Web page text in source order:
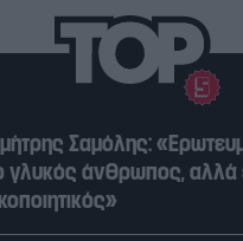
Σαμόλης:
γλυκός άνθρωπος, αλλά